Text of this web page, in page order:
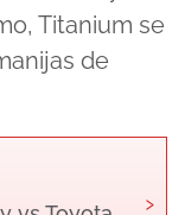
Titanium se
de
›